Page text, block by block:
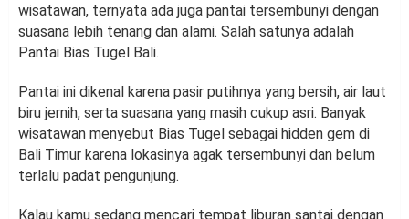
wisatawan, ternyata ada juga pantai tersembunyi dengan
suasana lebih tenang dan alami. Salah satunya adalah
Pantai Bias Tugel Bali.
Pantai ini dikenal karena pasir putihnya yang bersih, air laut
biru jernih, serta suasana yang masih cukup asri. Banyak
wisatawan menyebut Bias Tugel sebagai hidden gem di
Bali Timur karena lokasinya agak tersembunyi dan belum
terlalu padat pengunjung.
Kalau kamu sedang mencari tempat liburan santai dengan